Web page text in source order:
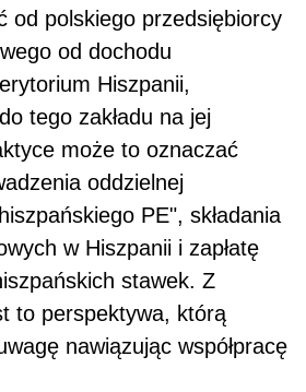
od polskiego przedsiębiorcy
od dochodu
Hiszpanii,
tego zakładu na jej
może to oznaczać
oddzielnej
PE", składania
w Hiszpanii i zapłatę
stawek. Z
to perspektywa, którą
nawiązując współpracę